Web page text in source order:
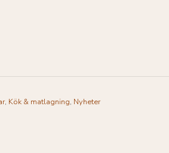
, Kök & matlagning, Nyheter